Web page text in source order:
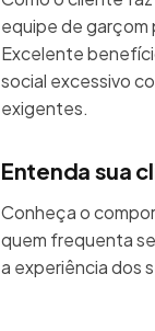
equipe de garçom
Excelente
social excessivo
exigentes.
Entenda sua
Conheça o
quem frequenta
a experiência dos